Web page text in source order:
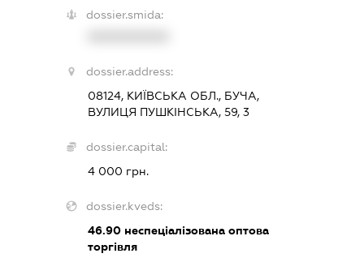
dossier.smida:
dossier.address:
08124, КИЇВСЬКА ОБЛ., БУЧА,
ВУЛИЦЯ ПУШКІНСЬКА, 59, 3
dossier.capital:
4 000 грн.
dossier.kveds:
46.90неспеціалізована оптова
торгівля